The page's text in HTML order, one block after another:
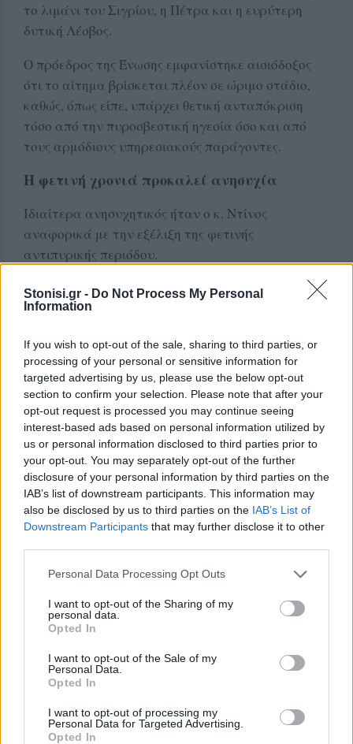
Stonisi.gr - Do Not Process My Personal
Information
If you wish to opt-out of the sale, sharing to third parties, or
processing of your personal or sensitive information for
targeted advertising by us, please use the below opt-out
section to confirm your selection. Please note that after your
opt-out request is processed you may continue seeing
interest-based ads based on personal information utilized by
us or personal information disclosed to third parties prior to
your opt-out. You may separately opt-out of the further
disclosure of your personal information by third parties on the
IAB’s list of downstream participants. This information may
also be disclosed by us to third parties on the IAB’s List of
Downstream Participants that may further disclose it to other
Personal Data Processing Opt Outs
I want to opt-out of the Sharing of my
personal data.
Opted In
I want to opt-out of the Sale of my
Personal Data.
Opted In
I want to opt-out of processing my
Personal Data for Targeted Advertising.
Opted In
το λιμάνι του Σιγρίου, η Πέτρα και η ευρύτερη
δυτική Λέσβος.
Ο πρόεδρος της Ένωσης εμφανίστηκε αισιόδοξος
ότι το αίτημα βρίσκεται πλέον σε ώριμο στάδιο,
καθώς, όπως είπε, υπάρχει θετική ανταπόκριση
τόσο από την πυροσβεστική ηγεσία όσο και από
τους αρμόδιους υπηρεσιακούς παράγοντες.
Η φετινή χρονιά προκαλεί ανησυχία
Ιδιαίτερα ανησυχητικός ήταν ο κ. Ντίνος
αναφορικά με την εξέλιξη της φετινής
αντιπυρικής περιόδου.
Όπως σημείωσε, η παρουσία του αφθώδους
πυρετού έχει οδηγήσει σε σταβλισμό μεγάλου
αγροτικές και δασικές εκτάσεις. Σε συνδυασμό με
τις αυξημένες βροχοπτώσεις του χειμώνα, η
κατάσταση έχει δημιουργήσει μεγάλες ποσότητες
χόρτων και εύφλεκτης βλάστησης σε ολόκληρο το
νησί.
«Σε πολλά σημεία τα χόρτα φτάνουν το ένα και
το ενάμισι μέτρο. Αν ξεκινήσει φωτιά, οι συνθήκες
ευνοούν την ταχεία εξάπλωσή της»,
προειδοποίησε, καλώντας τους πολίτες να είναι
ιδιαίτερα προσεκτικοί και να ενημερώνουν άμεσα
την Πυροσβεστική ακόμη και για την παραμικρή
Νέες τεχνολογίες και ενίσχυση του
Ο πρόεδρος της Ένωσης αναφέρθηκε και στον
του προγράμματος «Αιγίς».